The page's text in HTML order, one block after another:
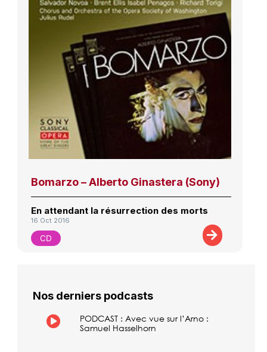
Bomarzo – Alberto Ginastera (Sony)
En attendant la résurrection des morts
16 Oct 2016
CD
Nos derniers podcasts
PODCAST : Avec vue sur l’Arno :
Samuel Hasselhorn